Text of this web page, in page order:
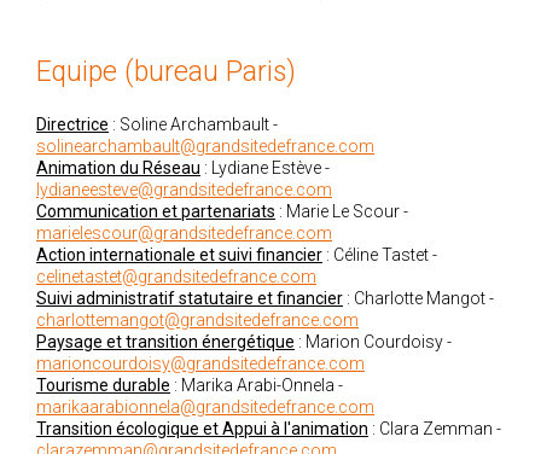
Equipe (bureau Paris)
Directrice : Soline Archambault -
solinearchambault@grandsitedefrance.com
Animation du Réseau : Lydiane Estève -
lydianeesteve@grandsitedefrance.com
Communication et partenariats : Marie Le Scour-
marielescour@grandsitedefrance.com
Action internationale et suivi financier : Céline Tastet -
celinetastet@grandsitedefrance.com
Suivi administratif statutaire et financier : Charlotte Mangot -
charlottemangot@grandsitedefrance.com
Paysage et transition énergétique : Marion Courdoisy-
marioncourdoisy@grandsitedefrance.com
Tourisme durable : Marika Arabi-Onnela -
marikaarabionnela@grandsitedefrance.com
Transition écologique et Appui à l'animation : Clara Zemman -
clarazemman@grandsitedefrance.com